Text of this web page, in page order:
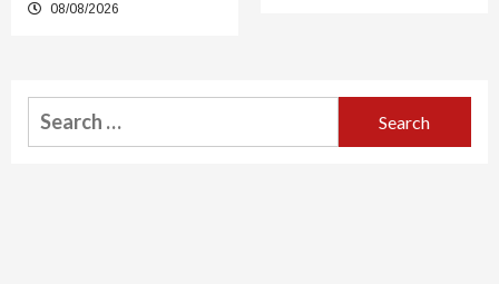
08/08/2026